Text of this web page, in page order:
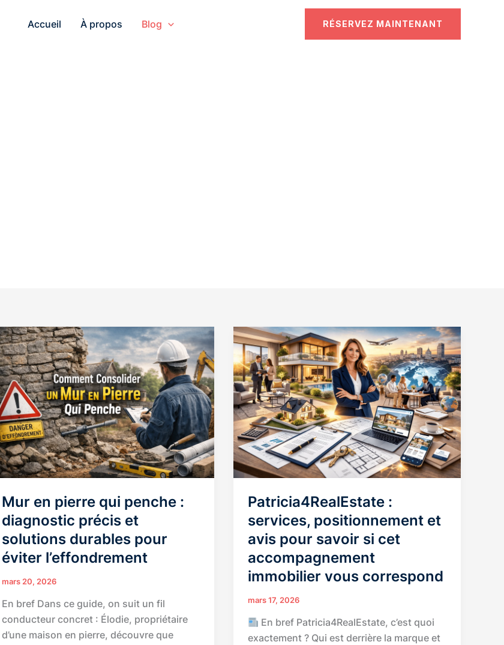
Accueil À propos Blog RÉSERVEZ MAINTENANT
Mur en pierre qui penche :
diagnostic précis et
solutions durables pour
éviter l’effondrement
mars 20, 2026
En bref Dans ce guide, on suit un fil
conducteur concret : Élodie, propriétaire
d’une maison en pierre, découvre que
Patricia4RealEstate :
services, positionnement et
avis pour savoir si cet
accompagnement
immobilier vous correspond
mars 17, 2026
En bref Patricia4RealEstate, c’est quoi
exactement ? Qui est derrière la marque et